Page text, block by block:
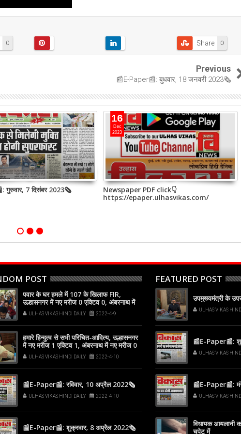
0 0
Share
Previous
📰E-Paper📰: बुधवार, 18 जनवरी 2023🗞
गुरुवार, 7 दिसंबर 2023🗞
16
Dec
2023
Newspaper PDF click👇
https://epaper.ulhasvikas.com/
POST
पवार के घर हमले में 107 के खिलाफ FIR,
उल्हासनगर में नए मरीज 0 एक्टिव 0, अंबरनाथ में
नए मरीज 0 एक्टिव 1, कल्याण-डोंबिवली में नए
मरीज 0ULHAS VIKAS HINDI DAILY 2022-4-9
हमारे हिन्दुत्व से सभी परिचित-आदित्य, उल्हासनगर
में नए मरीज 1 एक्टिव 1, अंबरनाथ में नए मरीज 0
एक्टिव 1, कल्याण-डोंबिवली में नए मरीज 1
ULHAS VIKAS HINDI DAILY 2022-4-10
📰E-Paper📰: रविवार, 10 अप्रैल 2022🗞
ULHAS VIKAS HINDI DAILY 2022-4-10
📰E-Paper📰: शुक्रवार, 8 अप्रैल 2022🗞
FEATURED POST
उपमुख्यमंत्री के
ULHAS VIKAS
📰E-Paper📰:
ULHAS VIKAS
📰E-Paper📰:
ULHAS VIKAS
विधायक आयलानी
चपेट में